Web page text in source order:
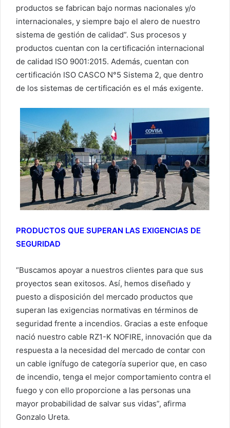
productos se fabrican bajo normas nacionales y/o
internacionales, y siempre bajo el alero de nuestro
sistema de gestión de calidad”. Sus procesos y
productos cuentan con la certificación internacional
de calidad ISO 9001:2015. Además, cuentan con
certificación ISO CASCO N°5 Sistema 2, que dentro
de los sistemas de certificación es el más exigente.
PRODUCTOS QUE SUPERAN LAS EXIGENCIAS DE
SEGURIDAD
“Buscamos apoyar a nuestros clientes para que sus
proyectos sean exitosos. Así, hemos diseñado y
puesto a disposición del mercado productos que
superan las exigencias normativas en términos de
seguridad frente a incendios. Gracias a este enfoque
nació nuestro cable RZ1-K NOFIRE, innovación que da
respuesta a la necesidad del mercado de contar con
un cable ignífugo de categoría superior que, en caso
de incendio, tenga el mejor comportamiento contra el
fuego y con ello proporcione a las personas una
mayor probabilidad de salvar sus vidas”, afirma
Gonzalo Ureta.